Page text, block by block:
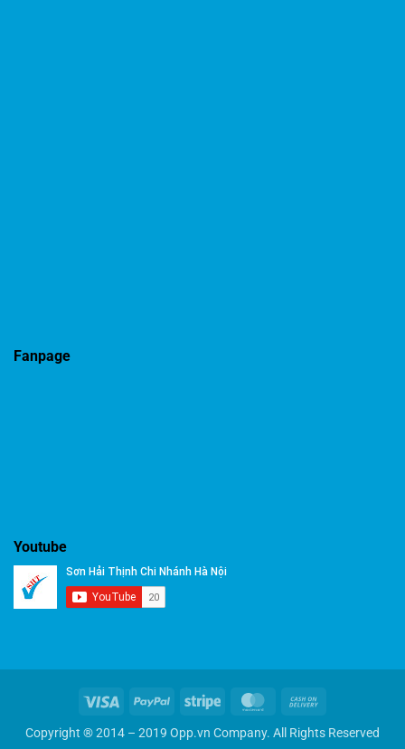
Fanpage
Youtube
Visa PayPal Stripe MasterCard
Delivery
Copyright ® 2014 – 2019 Opp.vn Company. All Rights Reserved